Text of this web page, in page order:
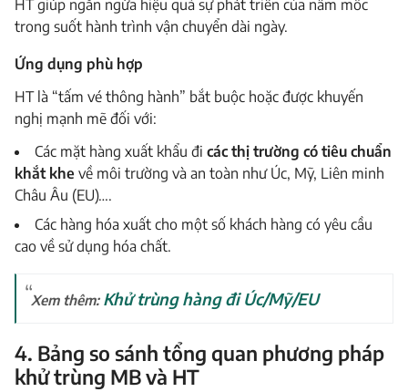
HT giúp ngăn ngừa hiệu quả sự phát triển của nấm mốc
trong suốt hành trình vận chuyển dài ngày.
Ứng dụng phù hợp
HT là “tấm vé thông hành” bắt buộc hoặc được khuyến
nghị mạnh mẽ đối với:
Các mặt hàng xuất khẩu đi các thị trường có tiêu chuẩn
khắt khe về môi trường và an toàn như Úc, Mỹ, Liên minh
Châu Âu (EU)….
Các hàng hóa xuất cho một số khách hàng có yêu cầu
cao về sử dụng hóa chất.
Xem thêm: Khử trùng hàng đi Úc/Mỹ/EU
4. Bảng so sánh tổng quan phương pháp
khử trùng MB và HT